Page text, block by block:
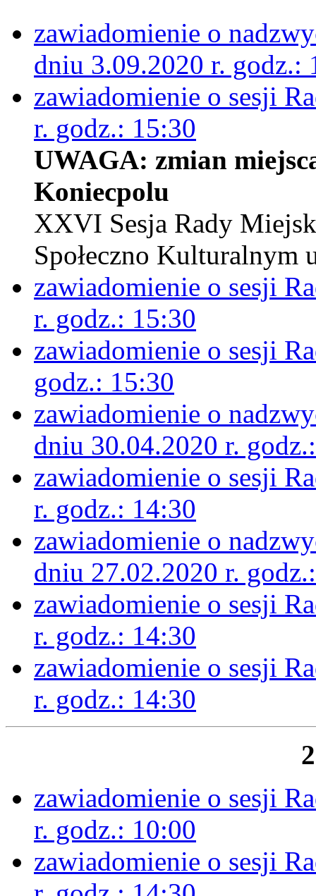
zawiadomienie o
dniu 3.09.2020 r. godz.:
zawiadomienie o sesji
r. godz.: 15:30
UWAGA: zmian
Koniecpolu
XXVI Sesja Rady
Społeczno Kulturalnym
zawiadomienie o sesji
r. godz.: 15:30
zawiadomienie o sesji
godz.: 15:30
zawiadomienie o
dniu 30.04.2020 r.
zawiadomienie o sesji
r. godz.: 14:30
zawiadomienie o
dniu 27.02.2020 r.
zawiadomienie o sesji
r. godz.: 14:30
zawiadomienie o sesji
r. godz.: 14:30
zawiadomienie o sesji
r. godz.: 10:00
zawiadomienie o sesji